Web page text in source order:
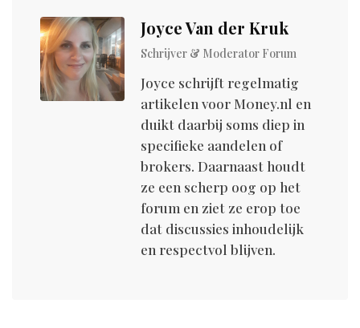
Joyce Van der Kruk
Schrijver & Moderator Forum
Joyce schrijft regelmatig
artikelen voor M0ney.nl en
duikt daarbij soms diep in
specifieke aandelen of
brokers. Daarnaast houdt
ze een scherp oog op het
forum en ziet ze erop toe
dat discussies inhoudelijk
en respectvol blijven.